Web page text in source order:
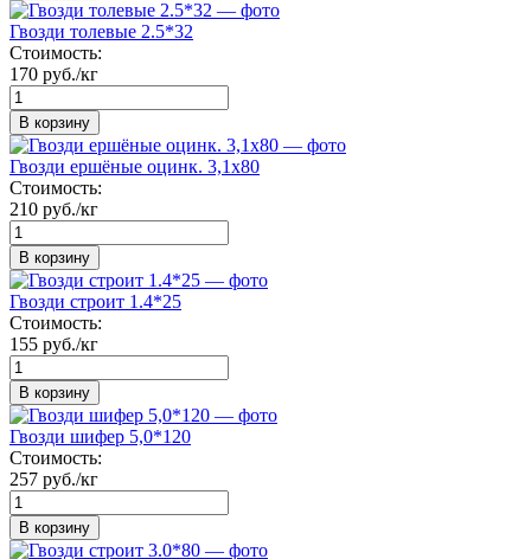
Гвозди толевые 2.5*32
Стоимость:
170 руб./кг
В корзину
Гвозди ершёные оцинк. 3,1х80
Стоимость:
210 руб./кг
В корзину
Гвозди строит 1.4*25
Стоимость:
155 руб./кг
В корзину
Гвозди шифер 5,0*120
Стоимость:
257 руб./кг
В корзину